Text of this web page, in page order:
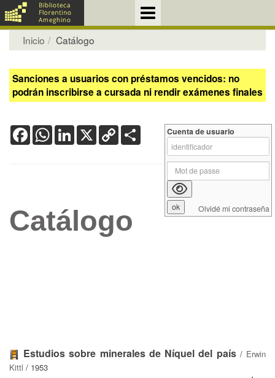
Inicio Catálogo
Sanciones a usuarios con préstamos vencidos: no
podrán inscribirse a cursada ni rendir exámenes finales
FacebookWhatsApp
LinkedIn
X Copy
Link
Catálogo
Estudios sobre minerales de Níquel del país/ Erwin
Kittl / 1953
Cuenta de usuario
Olvidé mi contraseña